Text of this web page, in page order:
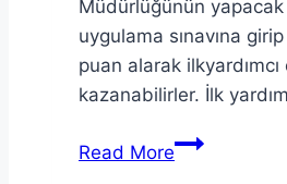
Müdürlüğünün
uygulama sınavına
puan alarak
kazanabilirler. İlk
Read Moreİlk